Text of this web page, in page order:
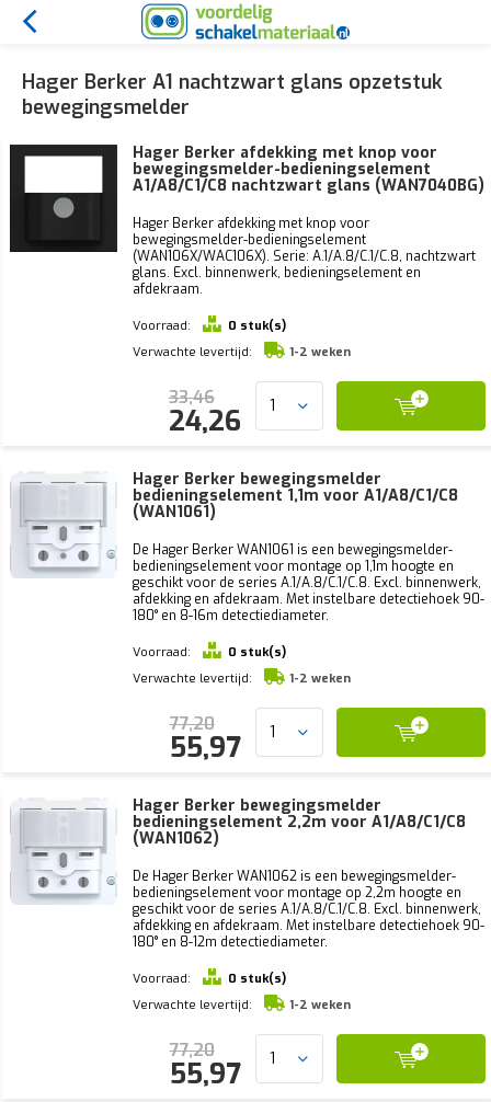
Hager Berker A1 nachtzwart glans opzetstuk
bewegingsmelder
Hager Berker afdekking met knop voor
bewegingsmelder-bedieningselement
A1/A8/C1/C8 nachtzwart glans (WAN7040BG)
Hager Berker afdekking met knop voor
bewegingsmelder-bedieningselement
(WAN106X/WAC106X). Serie: A.1/A.8/C.1/C.8, nachtzwart
glans. Excl. binnenwerk, bedieningselement en
afdekraam.
Voorraad:
0 stuk(s)
Verwachte levertijd:
1-2 weken
33,46
24,26
Hager Berker bewegingsmelder
bedieningselement 1,1m voor A1/A8/C1/C8
(WAN1061)
De Hager Berker WAN1061 is een bewegingsmelder-
bedieningselement voor montage op 1,1m hoogte en
geschikt voor de series A.1/A.8/C.1/C.8. Excl. binnenwerk,
afdekking en afdekraam. Met instelbare detectiehoek 90-
180° en 8-16m detectiediameter.
Voorraad:
0 stuk(s)
Verwachte levertijd:
1-2 weken
77,20
55,97
Hager Berker bewegingsmelder
bedieningselement 2,2m voor A1/A8/C1/C8
(WAN1062)
De Hager Berker WAN1062 is een bewegingsmelder-
bedieningselement voor montage op 2,2m hoogte en
geschikt voor de series A.1/A.8/C.1/C.8. Excl. binnenwerk,
afdekking en afdekraam. Met instelbare detectiehoek 90-
180° en 8-12m detectiediameter.
Voorraad:
0 stuk(s)
Verwachte levertijd:
1-2 weken
77,20
55,97